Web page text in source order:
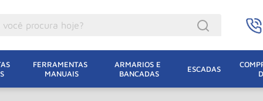
FERRAMENTAS
MANUAIS
ARMARIOS E
BANCADAS
ESCADAS